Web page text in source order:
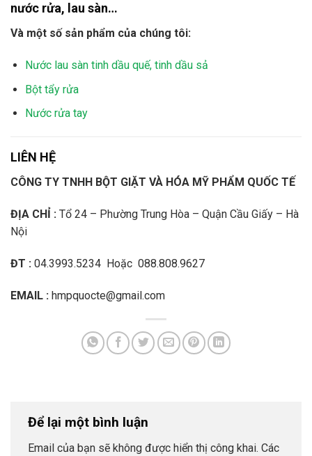
nước rửa, lau sàn…
Và một số sản phẩm của chúng tôi:
Nước lau sàn tinh dầu quế, tinh dầu sả
Bột tẩy rửa
Nước rửa tay
LIÊN HỆ
CÔNG TY TNHH BỘT GIẶT VÀ HÓA MỸ PHẨM QUỐC TẾ
ĐỊA CHỈ : Tổ 24 – Phường Trung Hòa – Quận Cầu Giấy – Hà
Nội
ĐT : 04.3993.5234 Hoặc 088.808.9627
EMAIL : hmpquocte@gmail.com
Để lại một bình luận
Email của bạn sẽ không được hiển thị công khai. Các